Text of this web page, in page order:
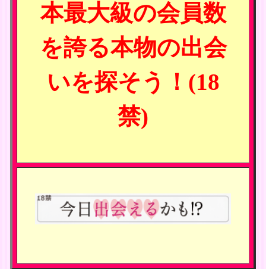
本最大級の会員数
を誇る本物の出会
いを探そう！(18
禁)